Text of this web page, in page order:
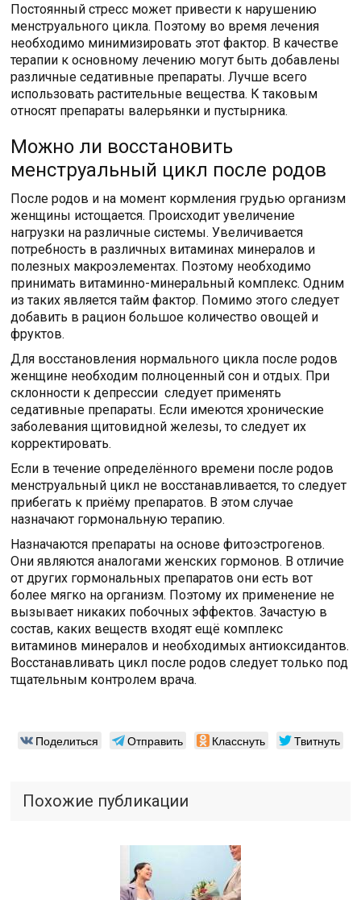
Постоянный стресс может привести к нарушению
менструального цикла. Поэтому во время лечения
необходимо минимизировать этот фактор. В качестве
терапии к основному лечению могут быть добавлены
различные седативные препараты. Лучше всего
использовать растительные вещества. К таковым
относят препараты валерьянки и пустырника.
Можно ли восстановить
менструальный цикл после родов
После родов и на момент кормления грудью организм
женщины истощается. Происходит увеличение
нагрузки на различные системы. Увеличивается
потребность в различных витаминах минералов и
полезных макроэлементах. Поэтому необходимо
принимать витаминно-минеральный комплекс. Одним
из таких является тайм фактор. Помимо этого следует
добавить в рацион большое количество овощей и
фруктов.
Для восстановления нормального цикла после родов
женщине необходим полноценный сон и отдых. При
склонности к депрессии следует применять
седативные препараты. Если имеются хронические
заболевания щитовидной железы, то следует их
корректировать.
Если в течение определённого времени после родов
менструальный цикл не восстанавливается, то следует
прибегать к приёму препаратов. В этом случае
назначают гормональную терапию.
Назначаются препараты на основе фитоэстрогенов.
Они являются аналогами женских гормонов. В отличие
от других гормональных препаратов они есть вот
более мягко на организм. Поэтому их применение не
вызывает никаких побочных эффектов. Зачастую в
состав, каких веществ входят ещё комплекс
витаминов минералов и необходимых антиоксидантов.
Восстанавливать цикл после родов следует только под
тщательным контролем врача.
Поделиться Отправить Класснуть Твитнуть
Похожие публикации